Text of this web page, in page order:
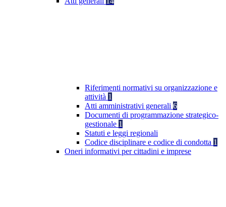
Riferimenti normativi su organizzazione e
attività 1
Atti amministrativi generali 6
Documenti di programmazione strategico-
gestionale 1
Statuti e leggi regionali
Codice disciplinare e codice di condotta 1
Oneri informativi per cittadini e imprese